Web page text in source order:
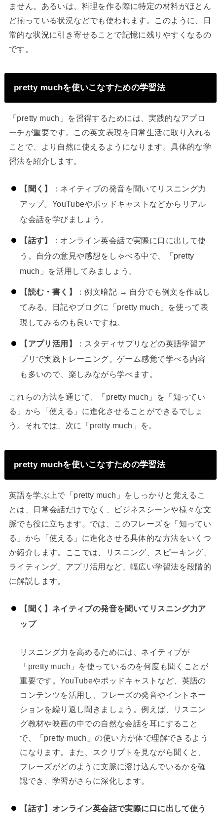
ません。あるいは、料理を作る際に特定の材料がほとん
ど揃っている状況などでも使われます。このように、日
常的な状況に引き寄せることで記憶に残りやすくなるの
です。
pretty muchを使いこなすための学習法
「pretty much」を習得するためには、実践的なアプロ
ーチが重要です。この英文表現を日常生活に取り入れる
ことで、より自然に使えるようになります。具体的な学
習法を紹介します。
【聞く】
：ネイティブの発音を聞いてリスニング力
アップ。YouTubeやポッドキャストなどからリアル
な会話を学びましょう。
【話す】
：オンライン英会話で実際に口に出して使
う。自分の意見や感想をしゃべる中で、「pretty
much」を活用してみましょう。
【読む・書く】
：例文暗記 → 自分でも例文を作成し
てみる。日記やブログに「pretty much」を使って表
現してみるのも良いですね。
【アプリ活用】
：スタディサプリなどの英語学習ア
プリで実践トレーニング。ゲーム感覚で学べる内容
も多いので、楽しみながら学べます。
これらの方法を通じて、「pretty much」を「知ってい
る」から「使える」に進化させることができるでしょ
う。それでは、次に「pretty much」を。
pretty muchを使いこなすための学習法
英語を学ぶ上で「pretty much」をしっかりと覚えるこ
とは、日常会話だけでなく、ビジネスシーンや様々な文
脈でも役に立ちます。では、このフレーズを「知ってい
る」から「使える」に進化させる具体的な方法をいくつ
か紹介します。ここでは、リスニング、スピーキング、
ライティング、アプリ活用など、幅広い学習法を段階的
に解説します。
【聞く】ネイティブの発音を聞いてリスニング力ア
ップ
リスニング力を高めるためには、ネイティブが
「pretty much」を使っているのを何度も聞くことが
重要です。YouTubeやポッドキャストなど、英語の
コンテンツを活用し、フレーズの発音やイントネー
ションを繰り返し聞きましょう。例えば、リスニン
グ教材や映画の中での自然な会話を耳にすること
で、「pretty much」の使い方が体で理解できるよう
になります。また、スクリプトを見ながら聞くと、
フレーズがどのように文脈に溶け込んでいるかを確
認でき、学習がさらに深化します。
【話す】オンライン英会話で実際に口に出して使う